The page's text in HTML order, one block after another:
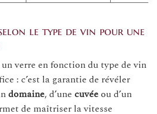
le type de vin pour une
verre en fonction du type de vin
: c’est la garantie de révéler
domaine, d’une cuvéeou d’un
de maîtriser la vitesse